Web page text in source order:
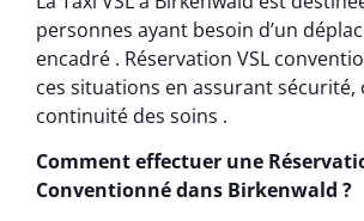
personnes ayant besoin d’un
encadré . Réservation VSL
ces situations en assurant
continuité des soins .
Comment effectuer une
Conventionné dans Birkenwald ?